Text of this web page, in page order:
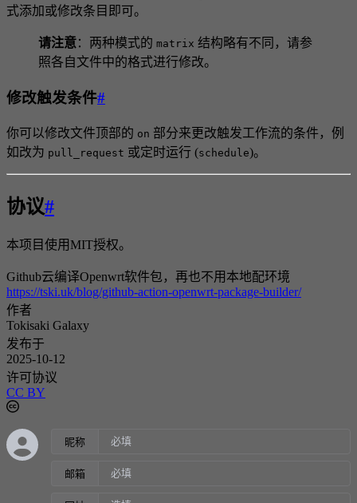
式添加或修改条目即可。
请注意：两种模式的 matrix 结构略有不同，请参
照各自文件中的格式进行修改。
修改触发条件#
你可以修改文件顶部的 on 部分来更改触发工作流的条件，例
如改为 pull_request 或定时运行 (schedule)。
协议#
本项目使用MIT授权。
Github云编译Openwrt软件包，再也不用本地配环境
https://tski.uk/blog/github-action-openwrt-package-builder/
作者
Tokisaki Galaxy
发布于
2025-10-12
许可协议
CC BY
昵称
邮箱